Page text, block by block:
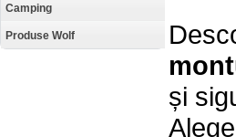
Camping
Produse Wolf
și
Alege